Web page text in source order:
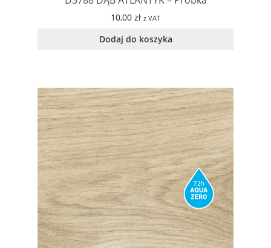
10,00 zł z VAT
Dodaj do koszyka